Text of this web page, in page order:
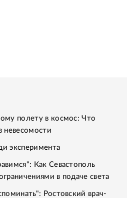
полету в космос: Что
невесомости
эксперимента
Как Севастополь
в подаче света
Ростовский врач-